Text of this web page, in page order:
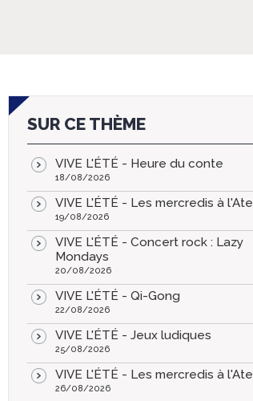
SUR CE THÈME
VIVE L'ÉTÉ - Heure du conte
18/08/2026
VIVE L'ÉTÉ - Les mercredis à
19/08/2026
VIVE L'ÉTÉ - Concert rock : Lazy
Mondays
20/08/2026
VIVE L'ÉTÉ - Qi-Gong
22/08/2026
VIVE L'ÉTÉ - Jeux ludiques
25/08/2026
VIVE L'ÉTÉ - Les mercredis à
26/08/2026